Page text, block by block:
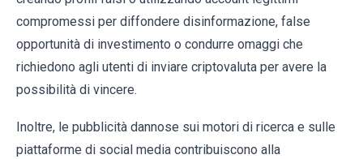
compromessi per diffondere disinformazione, false
opportunità di investimento o condurre omaggi che
richiedono agli utenti di inviare criptovaluta per avere la
possibilità di vincere.
Inoltre, le pubblicità dannose sui motori di ricerca e sulle
piattaforme di social media contribuiscono alla